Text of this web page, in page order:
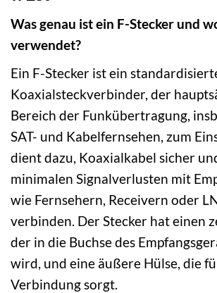
Was genau ist ein F-Stecker und
verwendet?
Ein F-Stecker ist ein
Koaxialsteckverbinder, der
Bereich der Funkübertragung,
SAT- und Kabelfernsehen, zum
dient dazu, Koaxialkabel sicher
minimalen Signalverlusten mit
wie Fernsehern, Receivern oder
verbinden. Der Stecker hat einen
der in die Buchse des
wird, und eine äußere Hülse, die
Verbindung sorgt.